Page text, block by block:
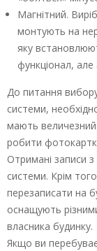
Магнітний.
монтують на
яку
функціонал,
До питання
системи,
мають величезний
робити
Отримані записи
системи. Крім
перезаписати на
оснащують
власника будинку.
Якщо ви